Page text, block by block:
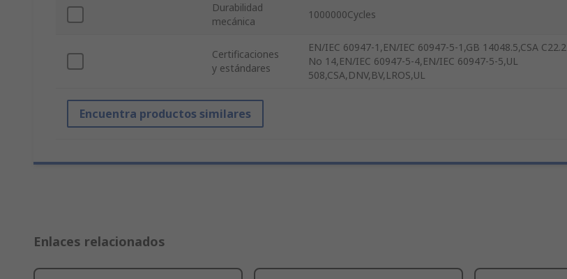
Durabilidad
mecánica
1000000Cycles
Certificaciones
y estándares
EN/IEC 60947-1,EN/IEC 60947-5-1,GB 14048.5,CSA C22.2
No 14,EN/IEC 60947-5-4,EN/IEC 60947-5-5,UL
508,CSA,DNV,BV,LROS,UL
Encuentra productos similares
Enlaces relacionados